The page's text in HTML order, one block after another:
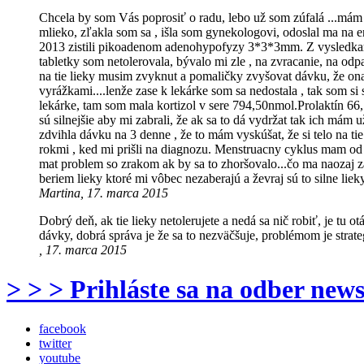
Chcela by som Vás poprosiť o radu, lebo už som zúfalá
mlieko, zľakla som sa , išla som gynekologovi, odoslal ma na
2013 zistili pikoadenom adenohypofyzy 3*3*3mm. Z
tabletky som netolerovala, bývalo mi zle , na zvracanie, na
na tie lieky musim zvyknut a pomaličky zvyšovat dávku, že
vyrážkami....lenže zase k lekárke som sa nedostala , tak som
lekárke, tam som mala kortizol v sere 794,50nmol.Prolaktín
sú silnejšie aby mi zabrali, že ak sa to dá vydržat tak ich mám
zdvihla dávku na 3 denne , že to mám vyskúšat, že si telo na
rokmi , ked mi prišli na diagnozu. Menstruacny cyklus mam
mat problem so zrakom ak by sa to zhoršovalo...čo ma
beriem lieky ktoré mi vôbec nezaberajú a ževraj sú to silne
Martina, 17. marca 2015
Dobrý deň, ak tie lieky netolerujete a nedá sa nič robiť, je tu
dávky, dobrá správa je že sa to nezväčšuje, problémom je
, 17. marca 2015
> > > Prihláste sa na odber
facebook
twitter
youtube